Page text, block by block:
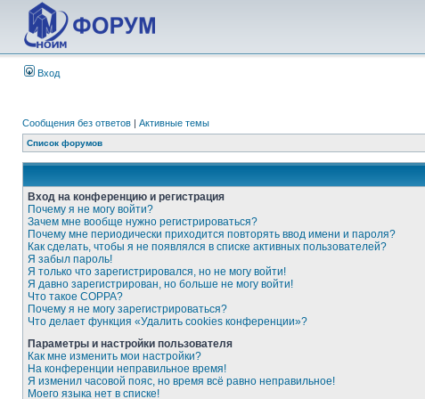
Вход
Сообщения без ответов | Активные темы
Список форумов
Вход на конференцию и регистрация
Почему я не могу войти?
Зачем мне вообще нужно регистрироваться?
Почему мне периодически приходится повторять ввод имени и пароля?
Как сделать, чтобы я не появлялся в списке активных пользователей?
Я забыл пароль!
Я только что зарегистрировался, но не могу войти!
Я давно зарегистрирован, но больше не могу войти!
Что такое COPPA?
Почему я не могу зарегистрироваться?
Что делает функция «Удалить cookies конференции»?
Параметры и настройки пользователя
Как мне изменить мои настройки?
На конференции неправильное время!
Я изменил часовой пояс, но время всё равно неправильное!
Моего языка нет в списке!